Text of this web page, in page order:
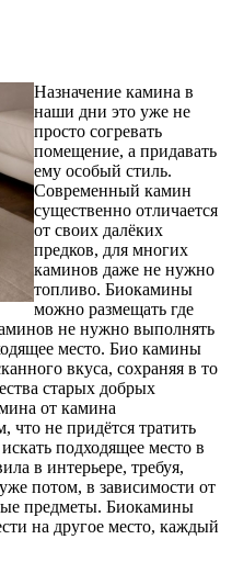
Назначение камина в
наши дни это уже не
просто согревать
помещение, а придавать
ему особый стиль.
Современный камин
существенно отличается
от своих далёких
предков, для многих
каминов даже не нужно
топливо. Биокамины
можно размещать где
не нужно выполнять
место. Био камины
вкуса, сохраняя в то
старых добрых
от камина
что не придётся тратить
подходящее место в
в интерьере, требуя,
потом, в зависимости от
предметы. Биокамины
на другое место, каждый